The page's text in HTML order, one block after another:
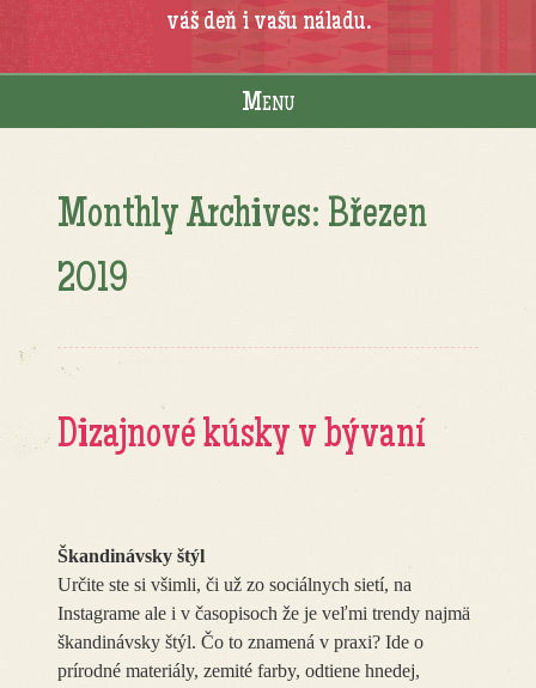
váš deň i vašu náladu.
Menu
Monthly Archives: Březen
2019
Dizajnové kúsky v bývaní
Škandinávsky štýl
Určite ste si všimli, či už zo sociálnych sietí, na
Instagrame ale i v časopisoch že je veľmi trendy najmä
škandinávsky štýl. Čo to znamená v praxi? Ide o
prírodné materiály, zemité farby, odtiene hnedej,